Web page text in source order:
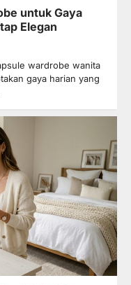
untuk Gaya
Elegan
wardrobe wanita
gaya harian yang